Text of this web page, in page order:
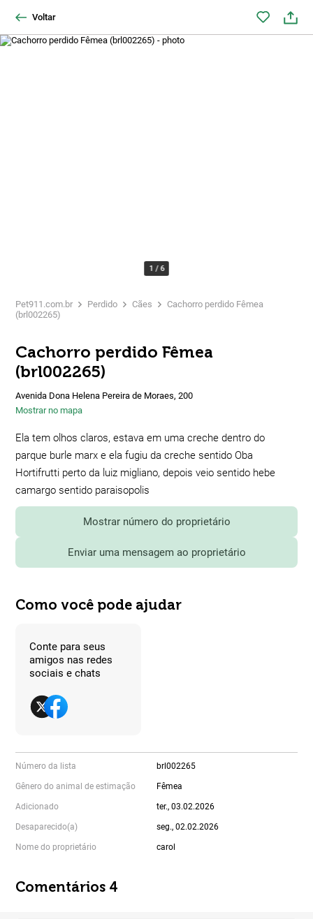
Voltar
1 /6
Pet911.com.br Perdido Cães
Cachorro perdido Fêmea
(brl002265)
Cachorro perdido Fêmea
(brl002265)
Avenida Dona Helena Pereira de Moraes, 200
Mostrar no mapa
Ela tem olhos claros, estava em uma creche dentro do
parque burle marx e ela fugiu da creche sentido Oba
Hortifrutti perto da luiz migliano, depois veio sentido hebe
camargo sentido paraisopolis
Mostrar número do proprietário
Enviar uma mensagem ao proprietário
Como você pode ajudar
Conte para seus
amigos nas redes
sociais e chats
Número da lista brl002265
Gênero do animal de estimação Fêmea
Adicionado ter., 03.02.2026
Desaparecido(a) seg., 02.02.2026
Nome do proprietário carol
Comentários 4